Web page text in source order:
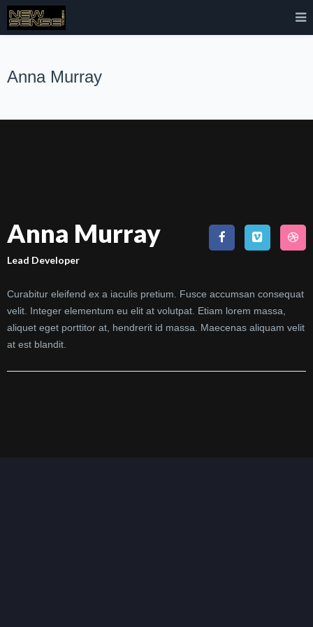
Anna Murray
Anna Murray
Lead Developer
Curabitur eleifend ex a iaculis pretium. Fusce accumsan consequat
velit. Integer elementum eu elit at volutpat. Etiam lorem massa,
aliquet eget porttitor at, hendrerit id massa. Maecenas aliquam velit
at est blandit.